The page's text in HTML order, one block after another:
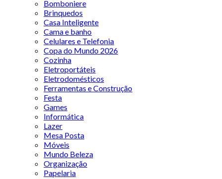
Bomboniere
Brinquedos
Casa Inteligente
Cama e banho
Celulares e Telefonia
Copa do Mundo 2026
Cozinha
Eletroportáteis
Eletrodomésticos
Ferramentas e Construção
Festa
Games
Informática
Lazer
Mesa Posta
Móveis
Mundo Beleza
Organização
Papelaria